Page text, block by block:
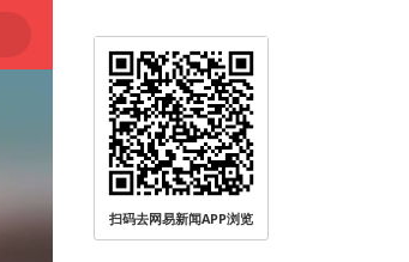
扫码去网易新闻APP浏览